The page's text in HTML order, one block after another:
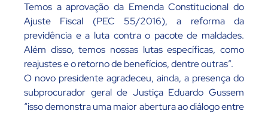
Temos a aprovação da Emenda Constitucional do
Ajuste Fiscal (PEC 55/2016), a reforma da
previdência e a luta contra o pacote de maldades.
Além disso, temos nossas lutas específicas, como
reajustes e o retorno de benefícios, dentre outras”.
O novo presidente agradeceu, ainda, a presença do
subprocurador geral de Justiça Eduardo Gussem
“isso demonstra uma maior abertura ao diálogo entre